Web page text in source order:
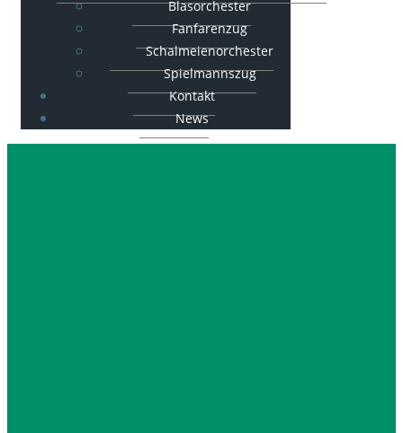
Blasorchester
Fanfarenzug
Schalmeienorchester
Spielmannszug
Kontakt
News